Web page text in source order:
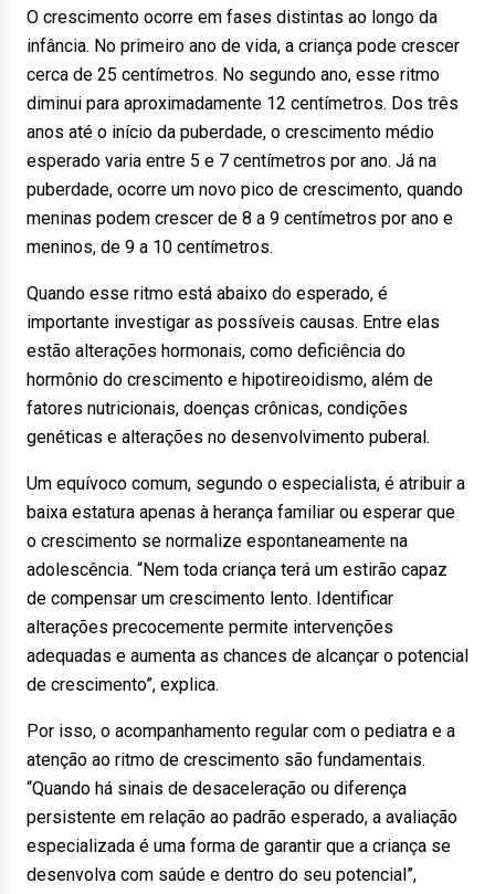
O crescimento ocorre em fases distintas ao longo da
infância. No primeiro ano de vida, a criança pode crescer
cerca de 25 centímetros. No segundo ano, esse ritmo
diminui para aproximadamente 12 centímetros. Dos três
anos até o início da puberdade, o crescimento médio
esperado varia entre 5 e 7 centímetros por ano. Já na
puberdade, ocorre um novo pico de crescimento, quando
meninas podem crescer de 8 a 9 centímetros por ano e
meninos, de 9 a 10 centímetros.
Quando esse ritmo está abaixo do esperado, é
importante investigar as possíveis causas. Entre elas
estão alterações hormonais, como deficiência do
hormônio do crescimento e hipotireoidismo, além de
fatores nutricionais, doenças crônicas, condições
genéticas e alterações no desenvolvimento puberal.
Um equívoco comum, segundo o especialista, é atribuir a
baixa estatura apenas à herança familiar ou esperar que
o crescimento se normalize espontaneamente na
adolescência. “Nem toda criança terá um estirão capaz
de compensar um crescimento lento. Identificar
alterações precocemente permite intervenções
adequadas e aumenta as chances de alcançar o potencial
de crescimento”, explica.
Por isso, o acompanhamento regular com o pediatra e a
atenção ao ritmo de crescimento são fundamentais.
“Quando há sinais de desaceleração ou diferença
persistente em relação ao padrão esperado, a avaliação
especializada é uma forma de garantir que a criança se
desenvolva com saúde e dentro do seu potencial”,